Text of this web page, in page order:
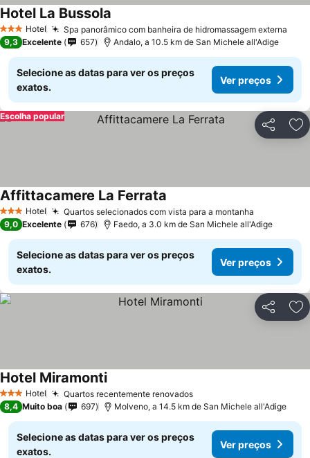
3 EstrelasHotel Spa panorâmico com banheira de hidromassagem externa
Hotel La Bussola
9,3 Excelente 657 Andalo, a 10.5 km de San Michele all'Adige
Selecione as datas para ver os preços
exatos.
Ver preços
Partilhar
Escolha popular
3 EstrelasHotel Quartos selecionados com vista para a montanha
Affittacamere La Ferrata
9,0 Excelente 676 Faedo, a 3.0 km de San Michele all'Adige
Selecione as datas para ver os preços
exatos.
Ver preços
Partilhar
3 EstrelasHotel Quartos recentemente renovadosVer preços
Hotel MiramontiVer preços
8,4 Muito boa 697 Molveno, a 14.5 km de San Michele all'Adige
Selecione as datas para ver os preços
exatos.
Ver preços